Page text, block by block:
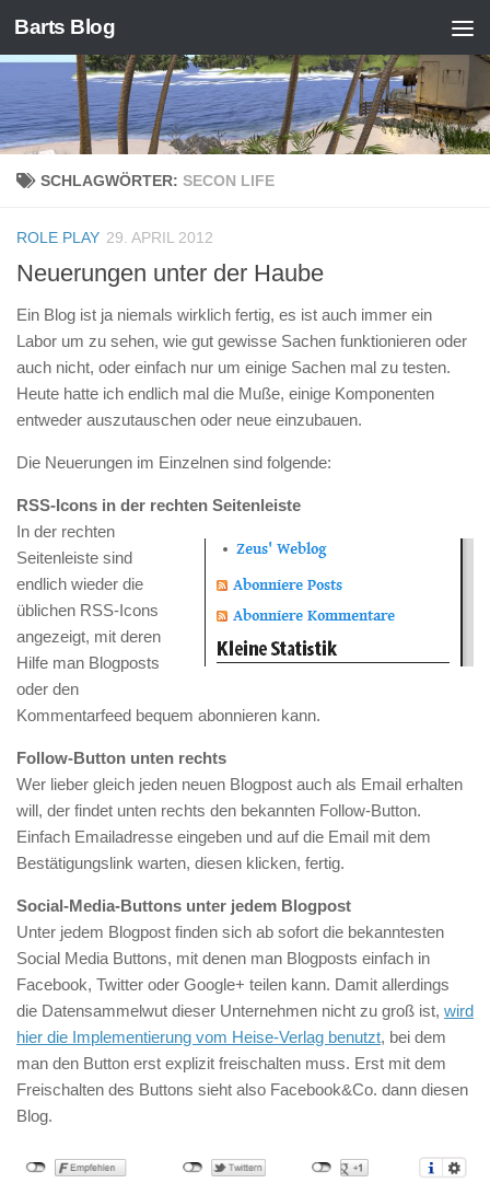
Zum Inhalt springen
Barts Blog
SCHLAGWÖRTER: SECON LIFE
ROLE PLAY 29. APRIL 2012
Neuerungen unter der Haube
Ein Blog ist ja niemals wirklich fertig, es ist auch immer ein
Labor um zu sehen, wie gut gewisse Sachen funktionieren oder
auch nicht, oder einfach nur um einige Sachen mal zu testen.
Heute hatte ich endlich mal die Muße, einige Komponenten
entweder auszutauschen oder neue einzubauen.
Die Neuerungen im Einzelnen sind folgende:
RSS-Icons in der rechten Seitenleiste
In der rechten
Seitenleiste sind
endlich wieder die
üblichen RSS-Icons
angezeigt, mit deren
Hilfe man Blogposts
oder den
Kommentarfeed bequem abonnieren kann.
Follow-Button unten rechts
Wer lieber gleich jeden neuen Blogpost auch als Email erhalten
will, der findet unten rechts den bekannten Follow-Button.
Einfach Emailadresse eingeben und auf die Email mit dem
Bestätigungslink warten, diesen klicken, fertig.
Social-Media-Buttons unter jedem Blogpost
Unter jedem Blogpost finden sich ab sofort die bekanntesten
Social Media Buttons, mit denen man Blogposts einfach in
Facebook, Twitter oder Google+ teilen kann. Damit allerdings
die Datensammelwut dieser Unternehmen nicht zu groß ist, wird
hier die Implementierung vom Heise-Verlag benutzt, bei dem
man den Button erst explizit freischalten muss. Erst mit dem
Freischalten des Buttons sieht also Facebook&Co. dann diesen
Blog.